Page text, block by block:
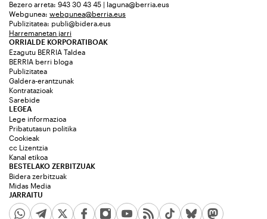
Bezero arreta: 943 30 43 45 | laguna@berria.eus
Webgunea: webgunea@berria.eus
Publizitatea: publi@bidera.eus
Harremanetan jarri
ORRIALDE KORPORATIBOAK
Ezagutu BERRIA Taldea
BERRIA berri bloga
Publizitatea
Galdera-erantzunak
Kontratazioak
Sarebide
JARRAITU
LEGEA
Lege informazioa
Pribatutasun politika
Cookieak
cc Lizentzia
Kanal etikoa
BESTELAKO ZERBITZUAK
Bidera zerbitzuak
Midas Media